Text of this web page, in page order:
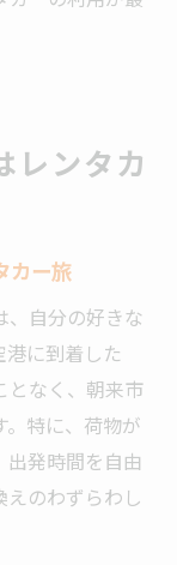
レンタカ
カー旅
、自分の好きな
港に到着した
となく、朝来市
特に、荷物が
発時間を自由
のわずらわし